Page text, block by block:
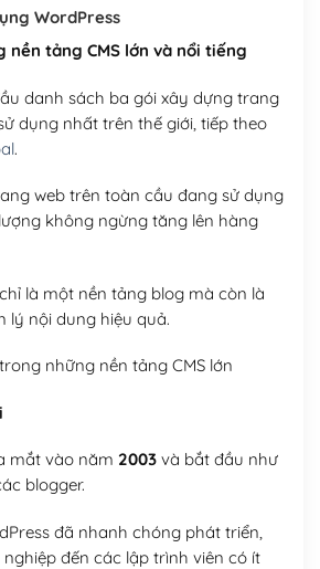
WordPress
nền tảng CMS lớn và nổi tiếng
danh sách ba gói xây dựng trang
dụng nhất trên thế giới, tiếp theo
.
web trên toàn cầu đang sử dụng
không ngừng tăng lên hàng
là một nền tảng blog mà còn là
lý nội dung hiệu quả.
những nền tảng CMS lớn
mắt vào năm 2003và bắt đầu như
blogger.
đã nhanh chóng phát triển,
đến các lập trình viên có ít